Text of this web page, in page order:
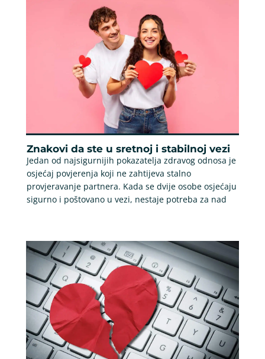
Znakovi da ste u sretnoj i stabilnoj vezi
Jedan od najsigurnijih pokazatelja zdravog odnosa je
osjećaj povjerenja koji ne zahtijeva stalno
provjeravanje partnera. Kada se dvije osobe osjećaju
sigurno i poštovano u vezi, nestaje potreba za nad